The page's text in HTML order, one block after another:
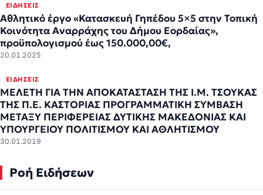
ΕΙΔΉΣΕΙΣ
Αθλητικό έργο «Κατασκευή Γηπέδου 5×5 στην Τοπική
Κοινότητα Αναρράχης του Δήμου Εορδαίας»,
προϋπολογισμού έως 150.000,00€,
20.01.2025
ΕΙΔΉΣΕΙΣ
ΜΕΛΕΤΗ ΓΙΑ ΤΗΝ ΑΠΟΚΑΤΑΣΤΑΣΗ ΤΗΣ Ι.Μ. ΤΣΟΥΚΑΣ
ΤΗΣ Π.Ε. ΚΑΣΤΟΡΙΑΣ ΠΡΟΓΡΑΜΜΑΤΙΚΗ ΣΥΜΒΑΣΗ
ΜΕΤΑΞΥ ΠΕΡΙΦΕΡΕΙΑΣ ΔΥΤΙΚΗΣ ΜΑΚΕΔΟΝΙΑΣ ΚΑΙ
ΥΠΟΥΡΓΕΙΟΥ ΠΟΛΙΤΙΣΜΟΥ ΚΑΙ ΑΘΛΗΤΙΣΜΟΥ
30.01.2019
Ροή Ειδήσεων